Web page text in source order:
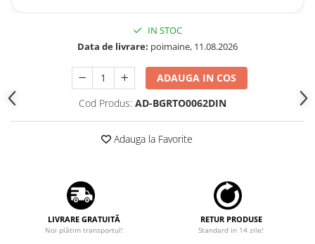
Rame adaptoare Dodge
Rame adaptoare Chrysler
Rame adaptoare Iveco
Rame adaptoare Smart
IN STOC
Data de livrare: poimaine, 11.08.2026
ADAUGA IN COS
Cod Produs: AD-BGRTO0062DIN
Adauga la Favorite
LIVRARE GRATUITĂ
Noi plătim transportul!
RETUR PRODUSE
Standard in 14 zile!